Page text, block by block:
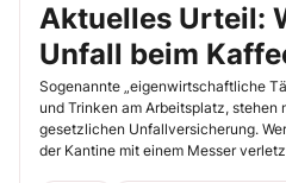
Aktuelles Urteil:
Unfall beim
Arbeitsunfall ist
Sogenannte „eigenwirtschaftliche
und Trinken am Arbeitsplatz, stehen
gesetzlichen Unfallversicherung.
der Kantine mit einem Messer